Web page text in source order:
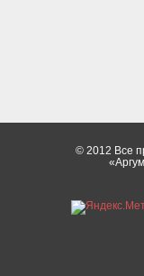
© 2012 Все